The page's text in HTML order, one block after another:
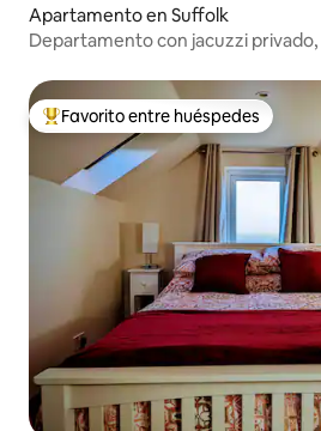
Apartamento en Suffolk
Departamento con jacuzzi
Favorito entre huéspedes preferido
Favorito entre huéspedes